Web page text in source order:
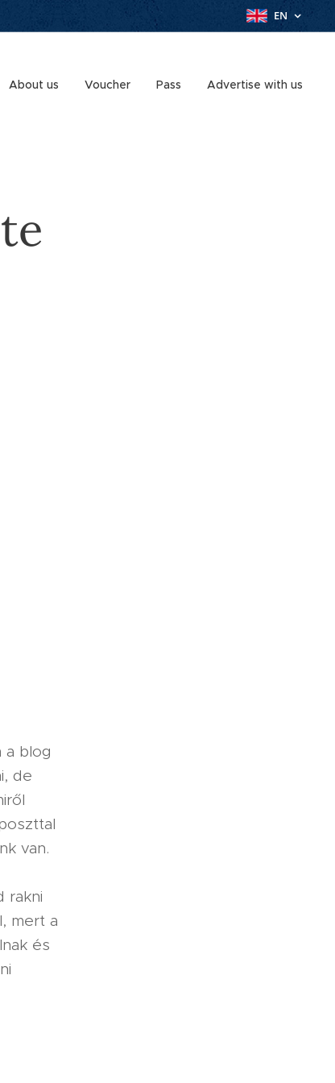
EN
About us Voucher Pass Advertise with us
a blog
de
van.
rakni
mert a
és